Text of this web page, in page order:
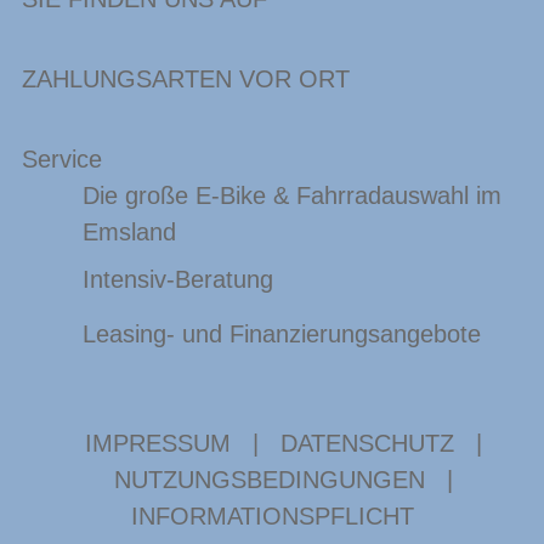
ZAHLUNGSARTEN VOR ORT
Service
Die große E-Bike & Fahrradauswahl im
Emsland
Intensiv-Beratung
Leasing- und Finanzierungsangebote
IMPRESSUM DATENSCHUTZ
NUTZUNGSBEDINGUNGEN
INFORMATIONSPFLICHT